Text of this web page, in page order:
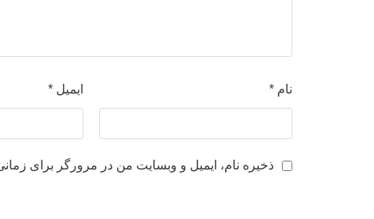
نام * ایمیل*
ذخیره نام، ایمیل و وبسایت من در مرورگر برای